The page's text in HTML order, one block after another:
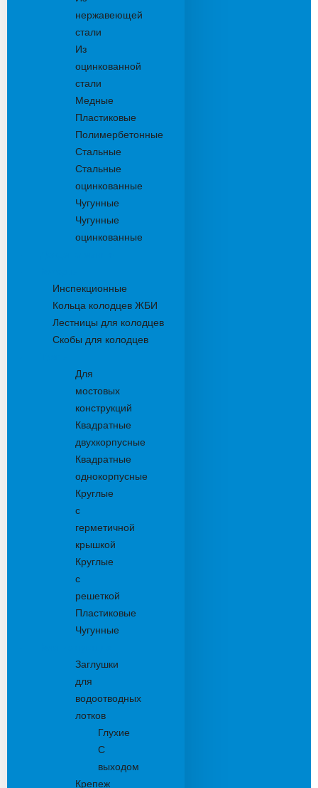
нержавеющей
стали
Из
оцинкованной
стали
Медные
Пластиковые
Полимербетонные
Стальные
Стальные
оцинкованные
Чугунные
Чугунные
оцинкованные
Инспекционные
Кольца колодцев ЖБИ
Лестницы для колодцев
Скобы для колодцев
Для
мостовых
конструкций
Квадратные
двухкорпусные
Квадратные
однокорпусные
Круглые
с
герметичной
крышкой
Круглые
с
решеткой
Пластиковые
Чугунные
Заглушки
для
водоотводных
лотков
Глухие
С
выходом
Крепеж